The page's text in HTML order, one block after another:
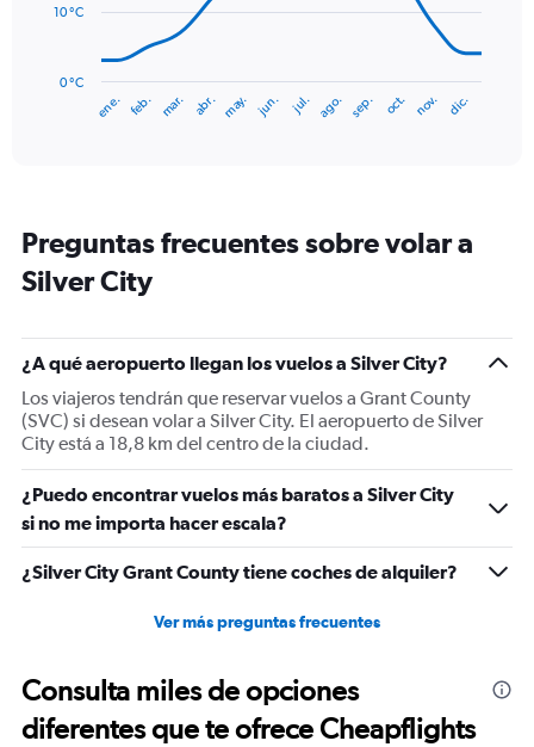
90.
has
14
categories.
The
has
1
axis
displaying
values.
Range:
0
to
ene. feb. mar. abr. may. jun. jul. ago. sep. oct. nov. dic.
0 °C
10 °C
Preguntas frecuentes sobre volar a
Silver City
¿A qué aeropuerto llegan los vuelos a Silver City?
Los viajeros tendrán que reservar vuelos a Grant County
(SVC) si desean volar a Silver City. El aeropuerto de Silver
City está a 18,8 km del centro de la ciudad.
¿Puedo encontrar vuelos más baratos a Silver City
si no me importa hacer escala?
¿Silver City Grant County tiene coches de alquiler?
Ver más preguntas frecuentes
Consulta miles de opciones
diferentes que te ofrece Cheapflights